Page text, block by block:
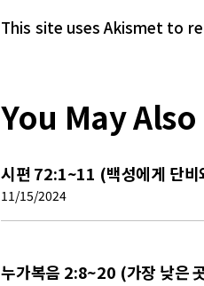
This site uses Akismet to
You May
시편 72:1~11 (백성에게 단비
11/15/2024
누가복음 2:8~20 (가장 낮은